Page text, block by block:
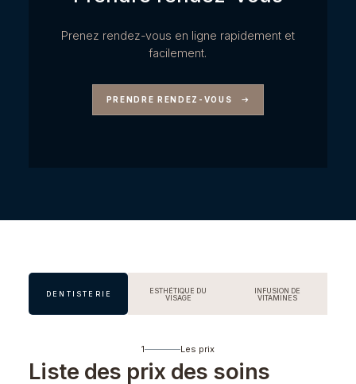
Prenez rendez-vous en ligne rapidement et
facilement.
PRENDRE RENDEZ-VOUS
DENTISTERIE
ESTHÉTIQUE DU
VISAGE
INFUSION DE
VITAMINES
1 Les prix
Liste des prix des soins